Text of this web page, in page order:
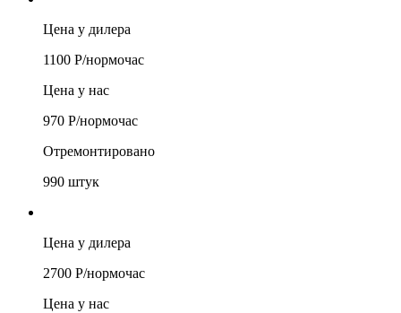
Цена у дилера
1100 Р/нормочас
Цена у нас
970 Р/нормочас
Отремонтировано
990 штук
Цена у дилера
2700 Р/нормочас
Цена у нас